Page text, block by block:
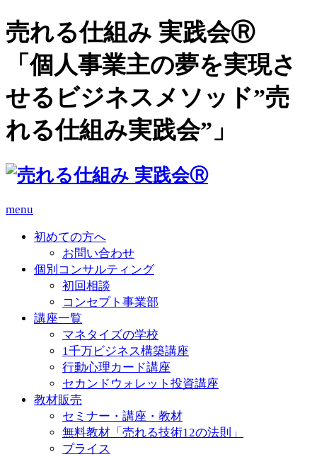
売れる仕組み 実践会Ⓡ
「個人事業主の夢を実現さ
せるビジネスメソッド”売
れる仕組み実践会”」
menu
初めての方へ
お問い合わせ
個別コンサルティング
初回相談
コンセプト事業部
講座一覧
マネタイズの学校
1千万ビジネス構築講座
行動心理カード講座
セカンドウォレット投資講座
教材販売
セミナー・講座・教材
無料教材「売れる技術12の法則」
プライス